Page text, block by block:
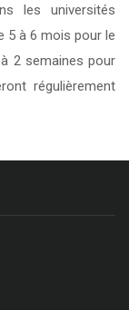
les universités
5 à 6 mois pour le
2 semaines pour
régulièrement